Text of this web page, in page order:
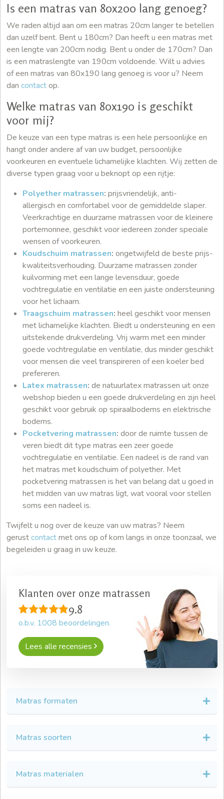
Is een matras van 80x200 lang genoeg?
We raden altijd aan om een matras 20cm langer te betellen
dan uzelf bent. Bent u 180cm? Dan heeft u een matras met
een lengte van 200cm nodig. Bent u onder de 170cm? Dan
is een matraslengte van 190cm voldoende. Wilt u advies
of een matras van 80x190 lang genoeg is voor u? Neem
dan contactop.
Welke matras van 80x190 is geschikt
voor mij?
De keuze van een type matras is een hele persoonlijke en
hangt onder andere af van uw budget, persoonlijke
voorkeuren en eventuele lichamelijke klachten. Wij zetten de
diverse typen graag voor u beknopt op een rijtje:
Polyether matrassen: prijsvriendelijk, anti-
allergisch en comfortabel voor de gemiddelde slaper.
Veerkrachtige en duurzame matrassen voor de kleinere
portemonnee, geschikt voor iedereen zonder speciale
wensen of voorkeuren.
Koudschuim matrassen: ongetwijfeld de beste prijs-
kwaliteitsverhouding. Duurzame matrassen zonder
kuilvorming met een lange levensduur, goede
vochtregulatie en ventilatie en een juiste ondersteuning
voor het lichaam.
Traagschuim matrassen: heel geschikt voor mensen
met lichamelijke klachten. Biedt u ondersteuning en een
uitstekende drukverdeling. Vrij warm met een minder
goede vochtregulatie en ventilatie, dus minder geschikt
voor mensen die veel transpireren of een koeler bed
prefereren.
Latex matrassen: de natuurlatex matrassen uit onze
webshop bieden u een goede drukverdeling en zijn heel
geschikt voor gebruik op spiraalbodems en elektrische
bodems.
Pocketvering matrassen: door de ruimte tussen de
veren biedt dit type matras een zeer goede
vochtregulatie en ventilatie. Een nadeel is de rand van
het matras met koudschuim of polyether. Met
pocketvering matrassen is het van belang dat u goed in
het midden van uw matras ligt, wat vooral voor stellen
soms een nadeel is.
Twijfelt u nog over de keuze van uw matras? Neem
gerustcontactmet ons op of kom langs in onze toonzaal, we
begeleiden u graag in uw keuze.
Klanten over onze matrassen
9.8
o.b.v. 1008 beoordelingen.
Lees alle recensies
Matras formaten
Matras soorten
Matras materialen